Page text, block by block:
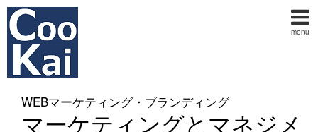
menu
WEBマーケティング・ブランディング
マーケティングとマネジメ